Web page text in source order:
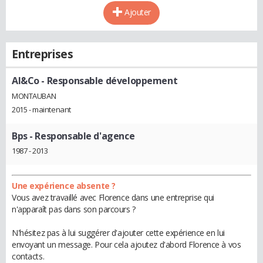
Ajouter
Entreprises
Al&Co- Responsable développement
MONTAUBAN
2015 - maintenant
Bps- Responsable d'agence
1987 - 2013
Une expérience absente ?
Vous avez travaillé avec Florence dans une entreprise qui
n'apparaît pas dans son parcours ?
N'hésitez pas à lui suggérer d'ajouter cette expérience en lui
envoyant un message. Pour cela ajoutez d'abord Florence à vos
contacts.